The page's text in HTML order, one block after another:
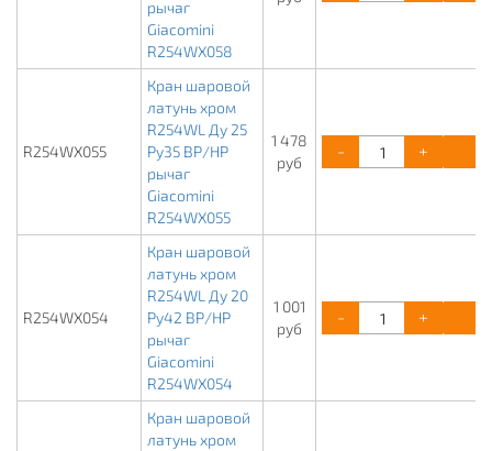
рычаг
Giacomini
R254WX058
R254WX055
Кран шаровой
латунь хром
R254WL Ду 25
Ру35 ВР/НР
рычаг
Giacomini
R254WX055
1 478
руб
- +
R254WX054
Кран шаровой
латунь хром
R254WL Ду 20
Ру42 ВР/НР
рычаг
Giacomini
R254WX054
1 001
руб
- +
Кран шаровой
латунь хром